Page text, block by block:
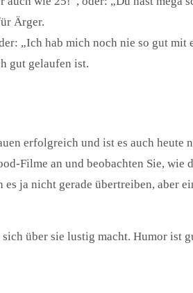
Ärger.
„Ich hab mich noch nie so gut mit
gut gelaufen ist.
erfolgreich und ist es auch heute
Filme an und beobachten Sie, wie
ja nicht gerade übertreiben, aber
über sie lustig macht. Humor ist